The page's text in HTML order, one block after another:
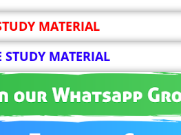
MATERIAL
MATERIAL